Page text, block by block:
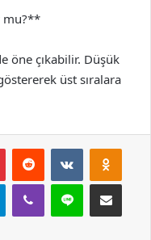
mu?**
öne çıkabilir. Düşük
üst sıralara
PinterestReddit VKontakte
TelegramViber Line E-Posta ile